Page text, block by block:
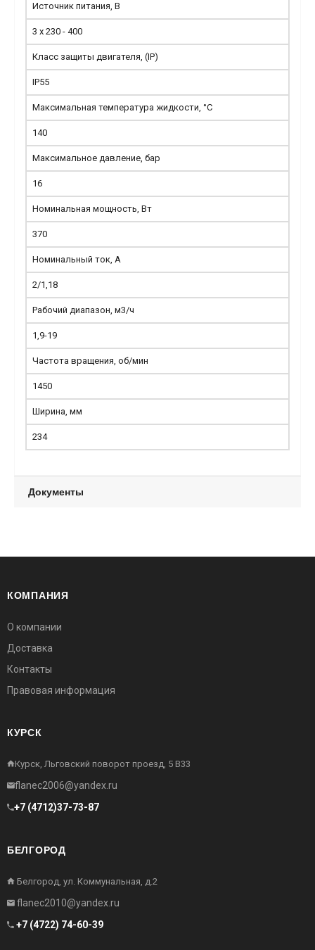
Источник питания, В
3 x 230 - 400
Класс защиты двигателя, (IP)
IP55
Максимальная температура жидкости, °С
140
Максимальное давление, бар
16
Номинальная мощность, Вт
370
Номинальный ток, А
2/1,18
Рабочий диапазон, м3/ч
1,9-19
Частота вращения, об/мин
1450
Ширина, мм
234
Документы
КОМПАНИЯ
О компании
Доставка
Контакты
Правовая информация
КУРСК
Курск, Льговский поворот проезд, 5 В33
flanec2006@yandex.ru
+7 (4712)37-73-87
БЕЛГОРОД
Белгород, ул. Коммунальная, д.2
flanec2010@yandex.ru
+7 (4722) 74-60-39